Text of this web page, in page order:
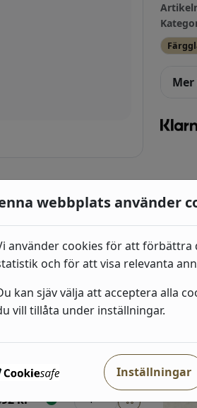
kr
kr
webbplats använder
använder cookies för att förbättra
och för att visa relevanta
kan sjäv välja att acceptera alla
vill tillåta under inställningar.
Inställningar